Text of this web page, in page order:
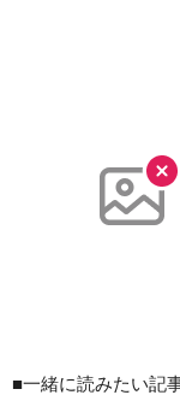
■一緒に読みたい記